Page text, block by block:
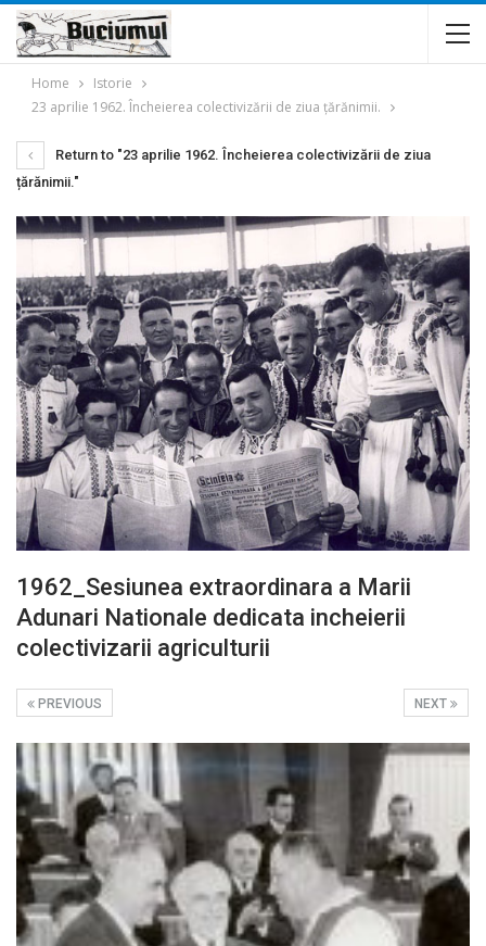
Home
Istorie
23 aprilie 1962. Încheierea colectivizării de ziua țărănimii.
Return to "23 aprilie 1962. Încheierea colectivizării de ziua
țărănimii."
1962_Sesiunea extraordinara a Marii
Adunari Nationale dedicata incheierii
colectivizarii agriculturii
NEXT
PREVIOUS